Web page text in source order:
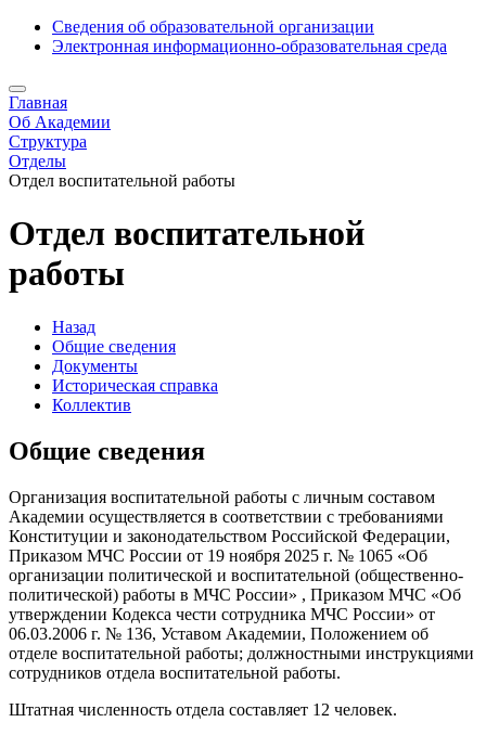
Сведения об образовательной организации
Электронная информационно-образовательная среда
Главная
Об Академии
Структура
Отделы
Отдел воспитательной работы
Отдел воспитательной
работы
Назад
Общие сведения
Документы
Историческая справка
Коллектив
Общие сведения
Организация воспитательной работы с личным составом
Академии осуществляется в соответствии с требованиями
Конституции и законодательством Российской Федерации,
Приказом МЧС России от 19 ноября 2025 г. № 1065 «Об
организации политической и воспитательной (общественно-
политической) работы в МЧС России» , Приказом МЧС «Об
утверждении Кодекса чести сотрудника МЧС России» от
06.03.2006 г. № 136, Уставом Академии, Положением об
отделе воспитательной работы; должностными инструкциями
сотрудников отдела воспитательной работы.
Штатная численность отдела составляет 12 человек.